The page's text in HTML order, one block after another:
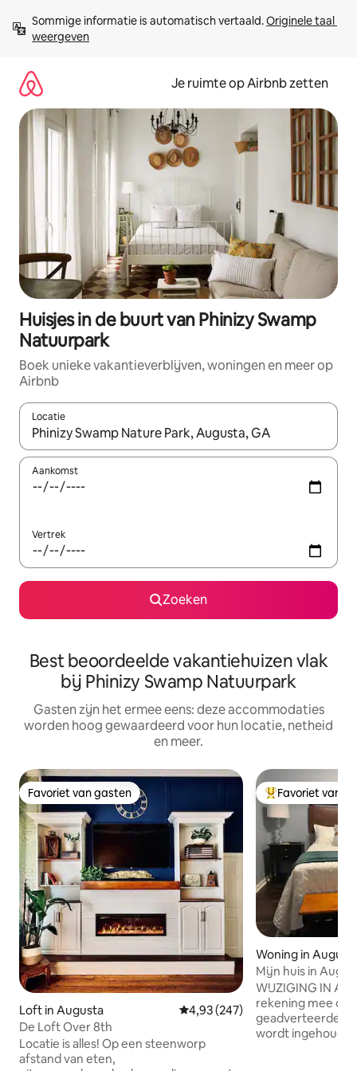
direct
naar
Sommige informatie is automatisch vertaald. Originele taal
weergeven
Je ruimte op Airbnb zetten
Huisjes in de buurt van Phinizy Swamp
Natuurpark
Boek unieke vakantieverblijven, woningen en meer op
Airbnb
Locatie
Wanneer er suggesties beschikbaar zijn, maak je een keuze
Aankomst
Vertrek
Zoeken
Best beoordeelde vakantiehuizen vlak
bij Phinizy Swamp Natuurpark
Gasten zijn het ermee eens: deze accommodaties
worden hoog gewaardeerd voor hun locatie, netheid
en meer.
Favoriet van gasten
Favoriet van gasten
Loft in Augusta Gemiddelde beoordeling van
4,93 (247)
De Loft Over 8th
Locatie is alles! Op een steenworp
afstand van eten,
Topfavoriet van
Favoriet van
Woning in
Mijn huis in
WIJZIGING IN
rekening mee dat
geadverteerde
wordt